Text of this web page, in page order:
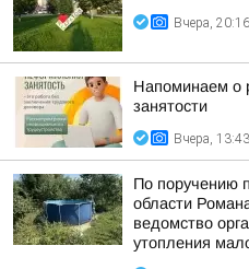
Вчера, 20:16
Напоминаем о
занятости
Вчера, 13:43
По поручению
области
ведомство
утопления